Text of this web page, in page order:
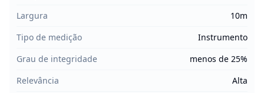
Largura
10m
Tipo de medição
Instrumento
Grau de integridade
menos de 25%
Relevância
Alta